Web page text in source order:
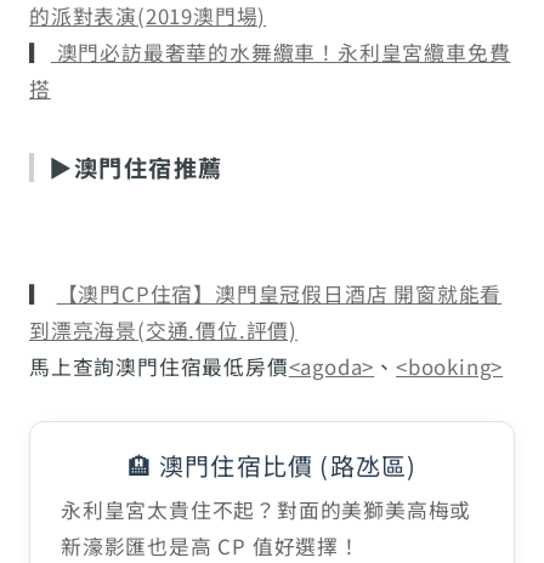
的派對表演(2019澳門場)
▎
澳門必訪最奢華的水舞纜車！永利皇宮纜車免費
搭
▶澳門住宿推薦
▎
【澳門CP住宿】澳門皇冠假日酒店 開窗就能看
到漂亮海景(交通.價位.評價)
馬上查詢澳門住宿最低房價<agoda> 、<booking>
🏨 澳門住宿比價 (路氹區)
永利皇宮太貴住不起？對面的美獅美高梅或
新濠影匯也是高 CP 值好選擇！